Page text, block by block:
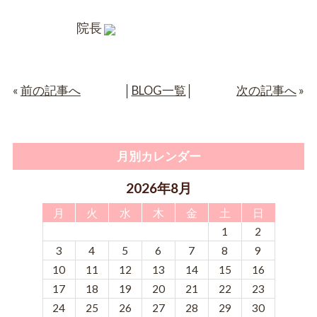
院長
« 前の記事へ BLOG一覧 次の記事へ »
月別カレンダー
2026年8月
月 火 水 木 金 土
日
1
2
3
4 5 6 7 8
9
10
11 12 13 14 15
16
17
18 19 20 21 22
23
24
25 26 27 28 29 30